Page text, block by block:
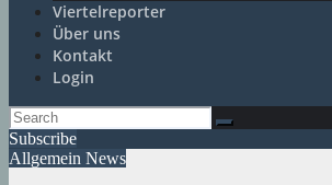
Viertelreporter
Über uns
Kontakt
Login
Subscribe
Allgemein News